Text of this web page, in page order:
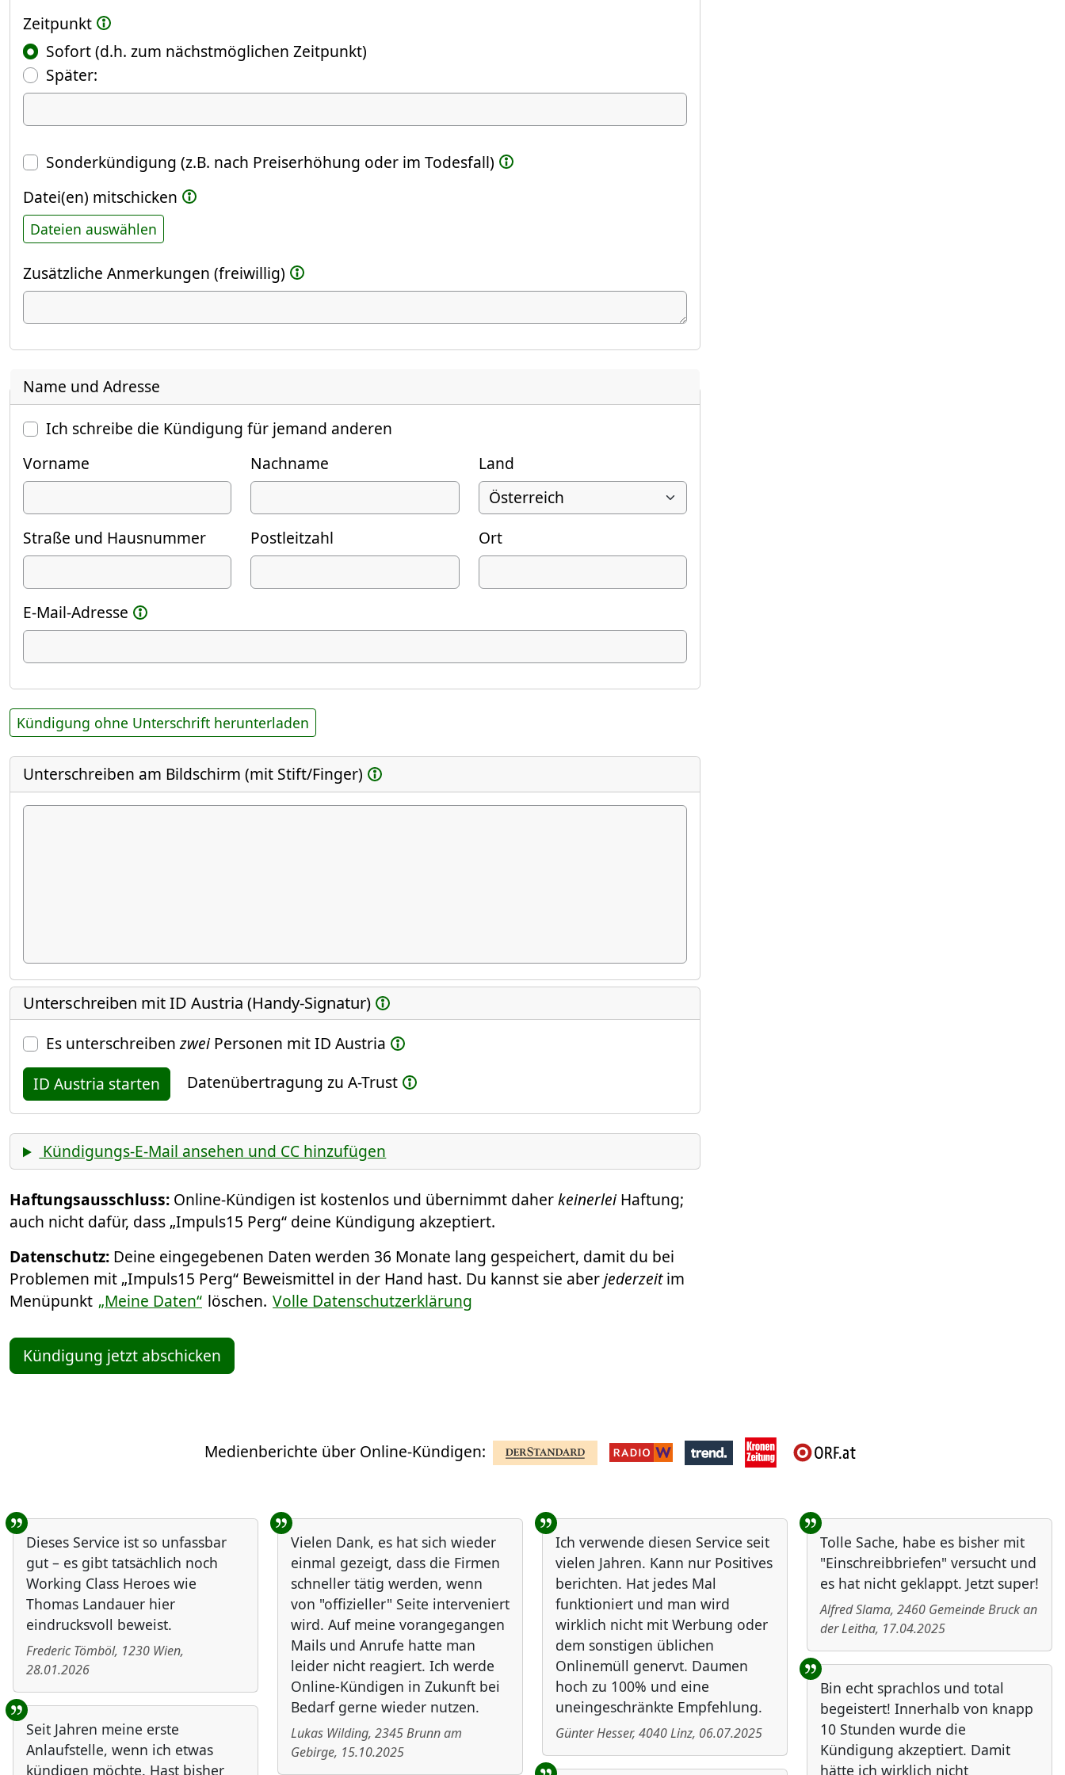
Zeitpunkt
Sofort (d.h. zum nächstmöglichen Zeitpunkt)
Später:(Fokus springt automatisch ins nächste Feld)
Datum
Sonderkündigung (z.B. nach Preiserhöhung oder im Todesfall)
Datei(en) mitschicken
Dateien auswählen
Zusätzliche Anmerkungen (freiwillig)
Name und Adresse
Ich schreibe die Kündigung für jemand anderen
Vorname
Nachname Land
Straße und Hausnummer Postleitzahl Ort
E-Mail-Adresse
Kündigung ohne Unterschrift herunterladen
Unterschreiben am Bildschirm (mit Stift/Finger)
Unterschreiben mit ID Austria (Handy-Signatur)
Es unterschreibenzweiPersonen mit ID Austria
ID Austria starten
Datenübertragung zu A-Trust
Kündigungs-E-Mail ansehen und CC hinzufügen
Haftungsausschluss: Online-Kündigen ist kostenlos und übernimmt daherkeinerlei Haftung;
auch nicht dafür, dass „Impuls15 Perg“ deine Kündigung akzeptiert.
Datenschutz: Deine eingegebenen Daten werden 36 Monate lang gespeichert, damit du bei
Problemen mit „Impuls15 Perg“ Beweismittel in der Hand hast. Du kannst sie aberjederzeitim
Menüpunkt „Meine Daten“ löschen. Volle Datenschutzerklärung
Kündigung jetzt abschicken
Medienberichte über Online-Kündigen:
Benutzer-Rückmeldungen
Dieses Service ist so unfassbar
gut – es gibt tatsächlich noch
Working Class Heroes wie
Thomas Landauer hier
eindrucksvoll beweist.
Frederic Tömböl, 1230 Wien,
28.01.2026
Vielen Dank, es hat sich wieder
einmal gezeigt, dass die Firmen
schneller tätig werden, wenn
von "offizieller" Seite interveniert
wird. Auf meine vorangegangen
Mails und Anrufe hatte man
leider nicht reagiert. Ich werde
Online-Kündigen in Zukunft bei
Bedarf gerne wieder nutzen.
Lukas Wilding, 2345Brunn am
Gebirge, 15.10.2025
Ich verwende diesen Service seit
vielen Jahren. Kann nur Positives
berichten. Hat jedes Mal
funktioniert und man wird
wirklich nicht mit Werbung oder
dem sonstigen üblichen
Onlinemüll genervt. Daumen
hoch zu 100% und eine
uneingeschränkte Empfehlung.
Günter Hesser, 4040Linz, 06.07.2025
Tolle Sache, habe es bisher mit
"Einschreibbriefen" versucht und
es hat nicht geklappt. Jetzt super!
Alfred Slama, 2460 Gemeinde Bruck an
der Leitha, 17.04.2025
Bin echt sprachlos und total
begeistert! Innerhalb von knapp
10 Stunden wurde die
Kündigung akzeptiert. Damit
hätte ich wirklich nicht
Seit Jahren meine erste
Anlaufstelle, wenn ich etwas
kündigen möchte. Hast bisher